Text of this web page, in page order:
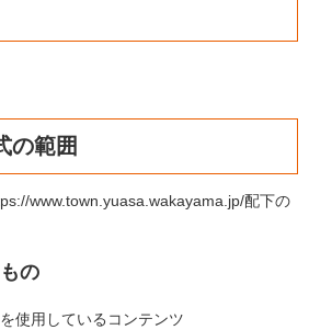
の範囲
www.town.yuasa.wakayama.jp/配下の
の
使用しているコンテンツ